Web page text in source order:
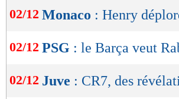
02/12 Monaco : Henry
02/12 PSG : le Barça veut
02/12 Juve : CR7, des